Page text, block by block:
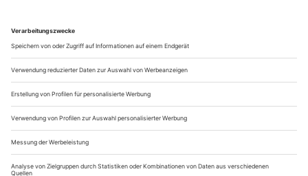
in Kraft.
Aus steuerlichen Gründen abweichende Preise für Käufe
außerhalb Deutschlands (Endpreis vor Auslösen der Bestellung
ersichtlich)
9,99 €